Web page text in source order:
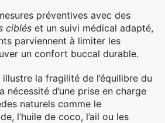
préventives avec des
ciblés et un suivi médical adapté,
parviennent à limiter les
un confort buccal durable.
la fragilité de l’équilibre du
d’une prise en charge
naturels comme le
l’huile de coco, l’ail ou les